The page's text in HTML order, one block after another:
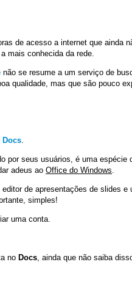
de acesso a internet que ainda
mais conhecida da rede.
não se resume a um serviço de
qualidade, mas que são pouco
Docs
por seus usuários, é uma espécie
adeus ao Office do Windows
de apresentações de slides e
simples!
uma conta.
no Docs , ainda que não saiba